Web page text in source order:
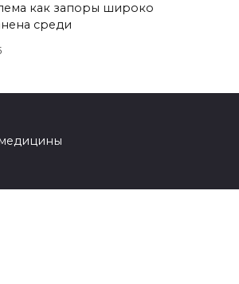
как запоры широко
среди